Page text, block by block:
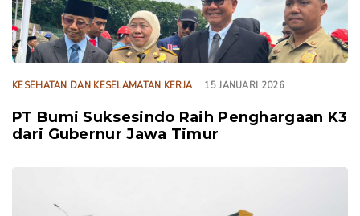
KESEHATAN DAN KESELAMATAN KERJA 15 JANUARI 2026
PT Bumi Suksesindo Raih Penghargaan K3
dari Gubernur Jawa Timur